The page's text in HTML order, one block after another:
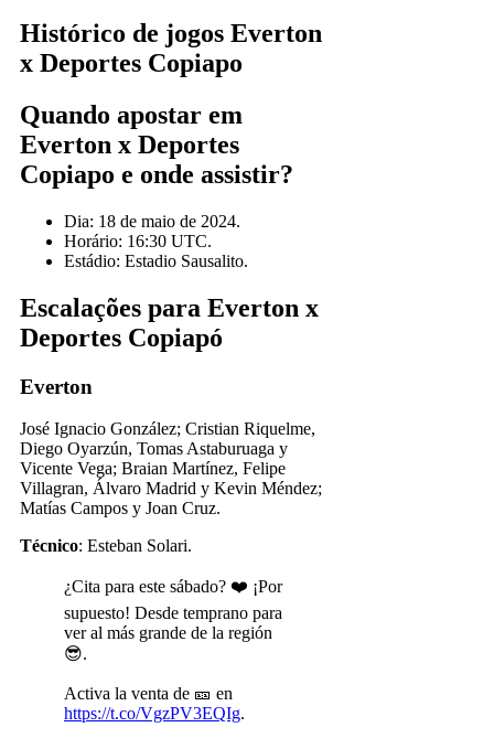
Histórico de jogos Everton
x Deportes Copiapo
Quando apostar em
Everton x Deportes
Copiapo e onde assistir?
Dia: 18 de maio de 2024.
Horário: 16:30 UTC.
Estádio: Estadio Sausalito.
Escalações para Everton x
Deportes Copiapó
Everton
José Ignacio González; Cristian Riquelme,
Diego Oyarzún, Tomas Astaburuaga y
Vicente Vega; Braian Martínez, Felipe
Villagran, Álvaro Madrid y Kevin Méndez;
Matías Campos y Joan Cruz.
Técnico: Esteban Solari.
¿Cita para este sábado? ❤️ ¡Por
supuesto! Desde temprano para
ver al más grande de la región
😎.
Activa la venta de 🎫 en
https://t.co/VgzPV3EQIg.